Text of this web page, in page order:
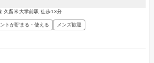
久留米大学前駅 徒歩13分
トが貯まる・使える メンズ歓迎